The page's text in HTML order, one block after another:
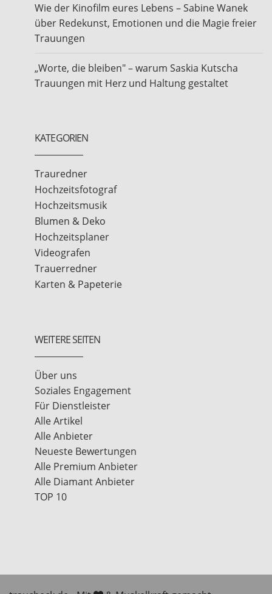
Wie der Kinofilm eures Lebens – Sabine Wanek
über Redekunst, Emotionen und die Magie freier
Trauungen
„Worte, die bleiben" – warum Saskia Kutscha
Trauungen mit Herz und Haltung gestaltet
KATEGORIEN
Trauredner
Hochzeitsfotograf
Hochzeitsmusik
Blumen & Deko
Hochzeitsplaner
Videografen
Trauerredner
Karten & Papeterie
WEITERE SEITEN
Über uns
Soziales Engagement
Für Dienstleister
Alle Artikel
Alle Anbieter
Neueste Bewertungen
Alle Premium Anbieter
Alle Diamant Anbieter
TOP 10